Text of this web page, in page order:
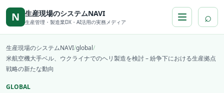
本文へ移動
N 生産現場のシステムNAVI
生産管理・製造業DX・AI活用の実務メディア ⌕
生産現場のシステムNAVI/global/
米航空機大手ベル、ウクライナでのヘリ製造を検討 – 紛争下における生産拠点
戦略の新たな動向
GLOBAL